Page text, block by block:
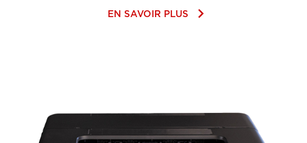
EN SAVOIR PLUS keyboard_arrow_right